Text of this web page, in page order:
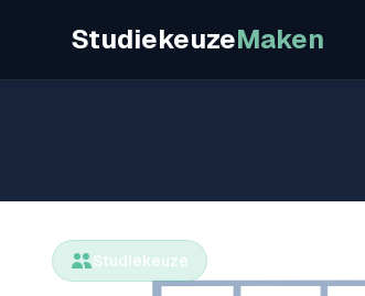
StudiekeuzeMaken
Studiekeuze